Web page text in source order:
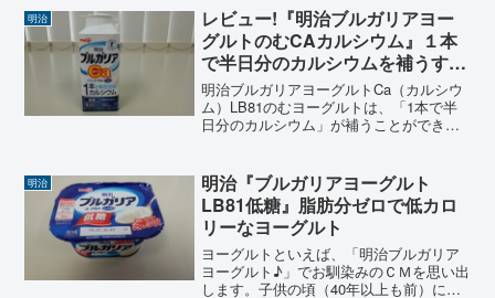
ヨーグルトの日」があったり、明治ブル
ガリアヨーグルトの誕生秘...
明治
レビュー!『明治ブルガリアヨー
グルトのむCAカルシウム』１本
で半日分のカルシウムを補うすぐ
れもの
明治ブルガリアヨーグルトCa（カルシウ
ム）LB81のむヨーグルトは、「1本で半
日分のカルシウム」が補うことができる
が補える。特定保健用食品としての”整腸
効果”が得られる低糖低カロリーなドリン
クタイプのヨーグルト。
明治
明治『ブルガリアヨーグルト
LB81低糖』脂肪分ゼロで低カロ
リーなヨーグルト
ヨーグルトといえば、「明治ブルガリア
ヨーグルト♪」でお馴染みのＣＭを思い出
します。子供の頃（40年以上も前）にテ